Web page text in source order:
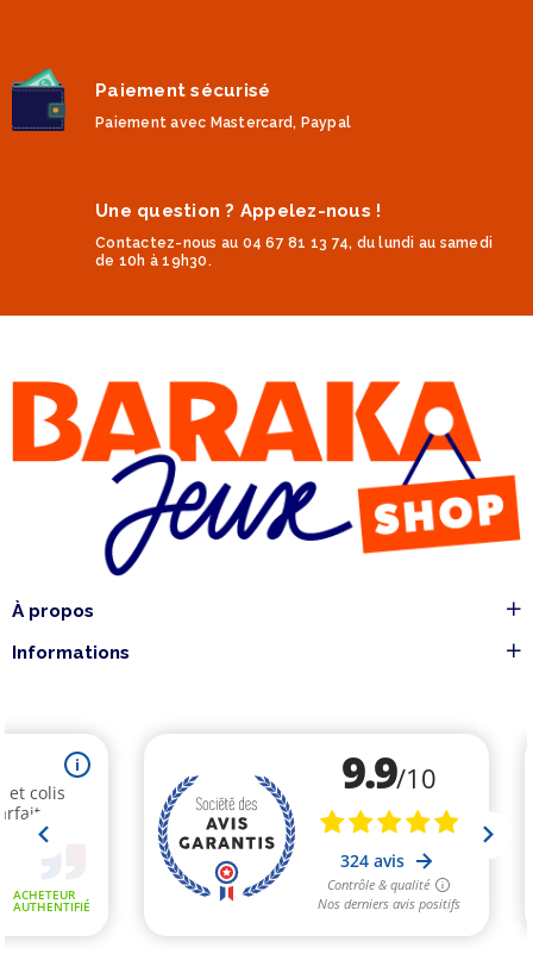
Paiement sécurisé
Paiement avec Mastercard, Paypal
Une question ? Appelez-nous !
Contactez-nous au 04 67 81 13 74, du lundi au samedi
de 10h à 19h30.
À propos
Informations